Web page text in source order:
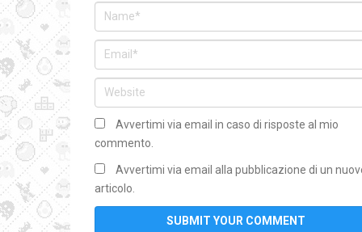
Avvertimi via email in caso di risposte al mio
commento.
Avvertimi via email alla pubblicazione di un
articolo.